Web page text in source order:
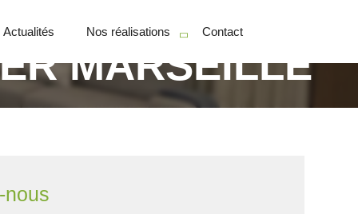
Actualités Nos réalisations
Particuliers
Contact
MARSEILLE
nous